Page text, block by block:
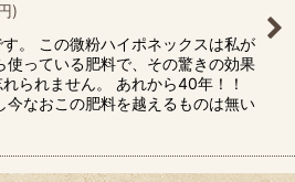
)
す。 この微粉ハイポネックスは私が
使っている肥料で、その驚きの効果
られません。 あれから40年！！
今なおこの肥料を越えるものは無い